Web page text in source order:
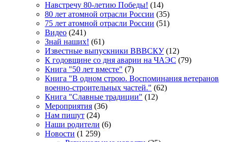
Навстречу 80-летию Победы! (14)
80 лет атомной отрасли России (35)
75 лет атомной отрасли России (51)
Видео (241)
Знай наших! (61)
Известные выпускники ВВВСКУ(12)
К годовщине со дня аварии на ЧАЭС (79)
Книга "50 лет вместе" (7)
Книга "В одном строю. Воспоминания ветеранов
военно-строительных частей." (62)
Книга "Славные традиции" (12)
Мероприятия (36)
Нам пишут (24)
Наши родители (6)
Новости (1 259)